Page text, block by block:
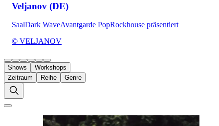
Veljanov (DE)
SaalDark WaveAvantgarde PopRockhouse präsentiert
© VELJANOV
Shows
Workshops
Zeitraum
Reihe Genre